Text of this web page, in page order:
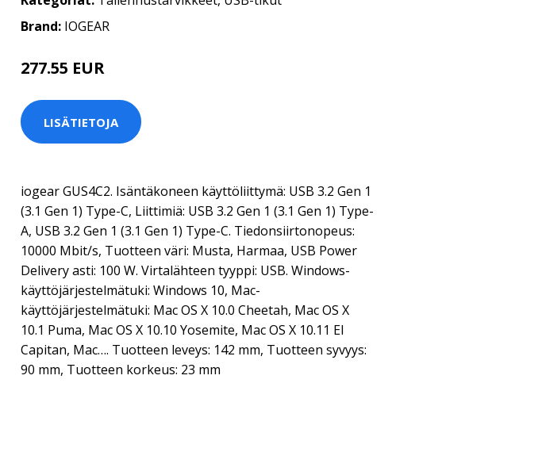
Brand: IOGEAR
277.55 EUR
LISÄTIETOJA
iogear GUS4C2. Isäntäkoneen käyttöliittymä: USB 3.2 Gen 1
(3.1 Gen 1) Type-C, Liittimiä: USB 3.2 Gen 1 (3.1 Gen 1) Type-
A, USB 3.2 Gen 1 (3.1 Gen 1) Type-C. Tiedonsiirtonopeus:
10000 Mbit/s, Tuotteen väri: Musta, Harmaa, USB Power
Delivery asti: 100 W. Virtalähteen tyyppi: USB. Windows-
käyttöjärjestelmätuki: Windows 10, Mac-
käyttöjärjestelmätuki: Mac OS X 10.0 Cheetah, Mac OS X
10.1 Puma, Mac OS X 10.10 Yosemite, Mac OS X 10.11 El
Capitan, Mac…. Tuotteen leveys: 142 mm, Tuotteen syvyys:
90 mm, Tuotteen korkeus: 23 mm